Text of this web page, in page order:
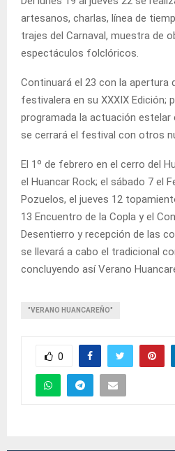
artesanos, charlas, línea de
trajes del Carnaval, muestra de
espectáculos folclóricos.
Continuará el 23 con la apertura
festivalera en su XXXIX Edición;
programada la actuación estelar
se cerrará el festival con otros
El 1º de febrero en el cerro del
el Huancar Rock; el sábado 7 el
Pozuelos, el jueves 12
13 Encuentro de la Copla y el
Desentierro y recepción de las
se llevará a cabo el tradicional
concluyendo así Verano
"VERANO HUANCAREÑO"
0